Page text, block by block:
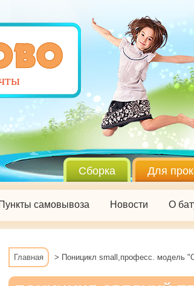
Сборка Для
Пункты самовывоза Новости О
Главная > Поницикл small,професс. модель